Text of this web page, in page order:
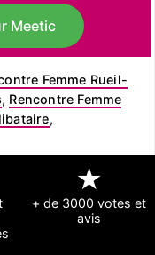
Meetic
Femme Rueil-
, Rencontre Femme
,
★
+ de 3000 votes et
avis